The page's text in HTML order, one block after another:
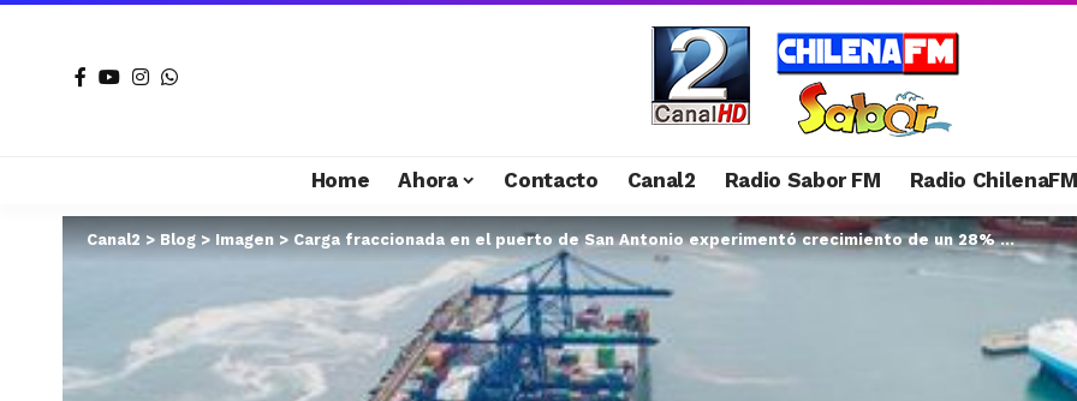
Home Ahora Contacto Canal2 Radio Sabor FM Radio ChilenaFM
Canal2>Blog> Imagen> Carga fraccionada en el puerto de San Antonio experimentó crecimiento de un 28% …